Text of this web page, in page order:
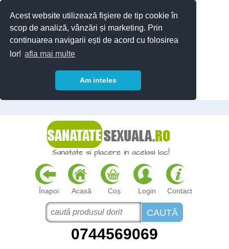
Acest website utilizează fişiere de tip cookie în
scop de analiză, vânzări și marketing. Prin
continuarea navigarii ești de acord cu folosirea
lor! afla mai multe
Am inteles
Înapoi Acasă Coș Login Contact
0744569069